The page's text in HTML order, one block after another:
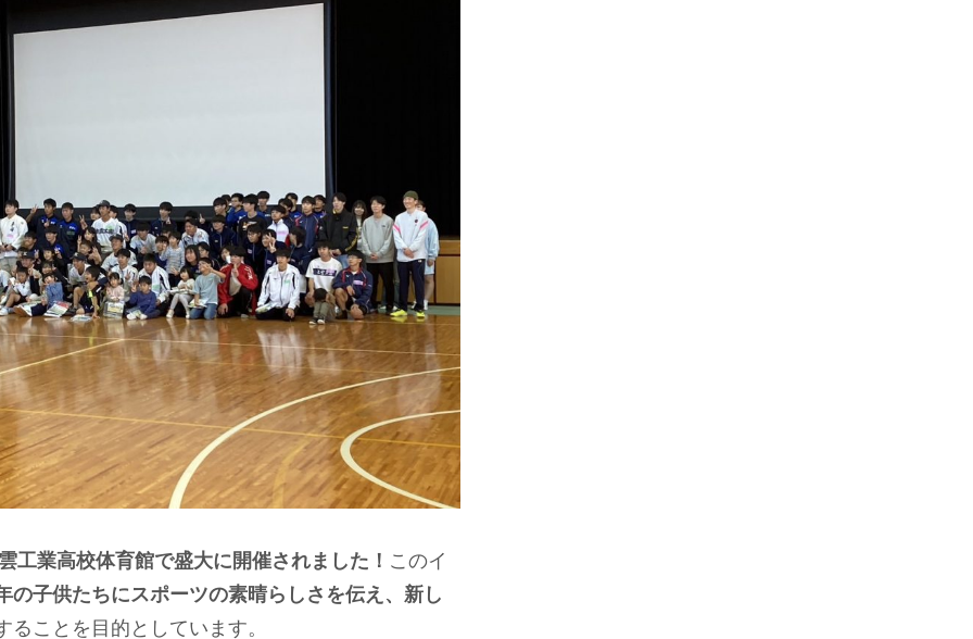
工業高校体育館で盛大に開催されました！ このイ
の子供たちにスポーツの素晴らしさを伝え、新し
ることを目的としています。